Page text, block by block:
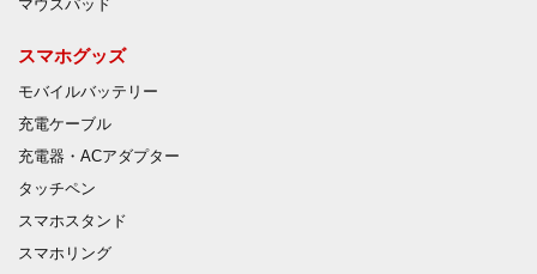
マウスパッド
スマホグッズ
モバイルバッテリー
充電ケーブル
充電器・ACアダプター
タッチペン
スマホスタンド
スマホリング